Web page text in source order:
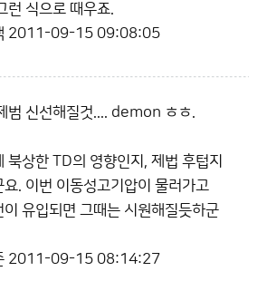
런 식으로 때우죠.
2011-09-15 09:08:05
범 신선해질것.... demon ㅎㅎ.
북상한 TD의 영향인지, 제법 후텁지
요. 이번 이동성고기압이 물러가고
이 유입되면 그때는 시원해질듯하군
2011-09-15 08:14:27